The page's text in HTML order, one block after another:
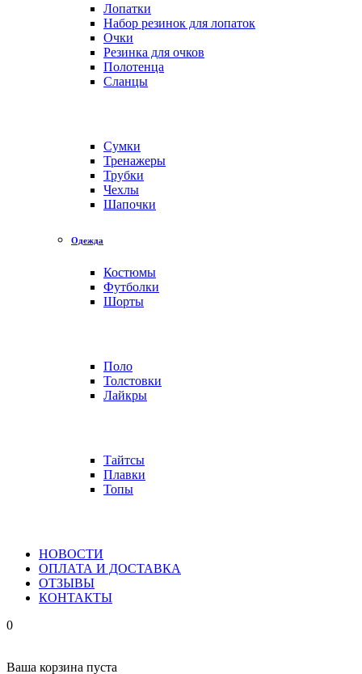
Лопатки
Набор резинок для лопаток
Очки
Резинка для очков
Полотенца
Сланцы
Сумки
Тренажеры
Трубки
Чехлы
Шапочки
Одежда
Костюмы
Футболки
Шорты
Поло
Толстовки
Лайкры
Тайтсы
Плавки
Топы
НОВОСТИ
ОПЛАТА И ДОСТАВКА
ОТЗЫВЫ
КОНТАКТЫ
0
Ваша корзина пуста